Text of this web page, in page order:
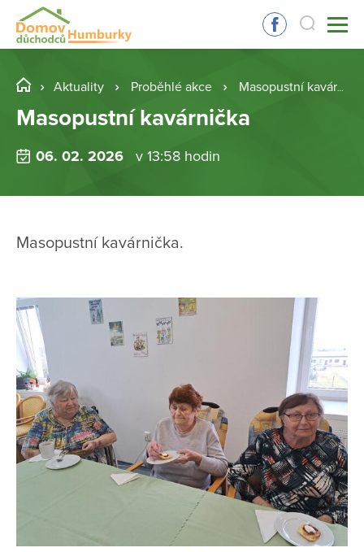
Aktuality Proběhlé akce Masopustní kavárnička
Masopustní kavárnička
06. 02. 2026 v 13:58 hodin
Masopustní kavárnička.